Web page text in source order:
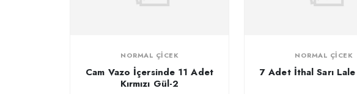
NORMAL ÇICEK
Cam Vazo İçersinde 11 Adet
Kırmızı Gül-2
NORMAL ÇICEK
7 Adet İthal Sarı